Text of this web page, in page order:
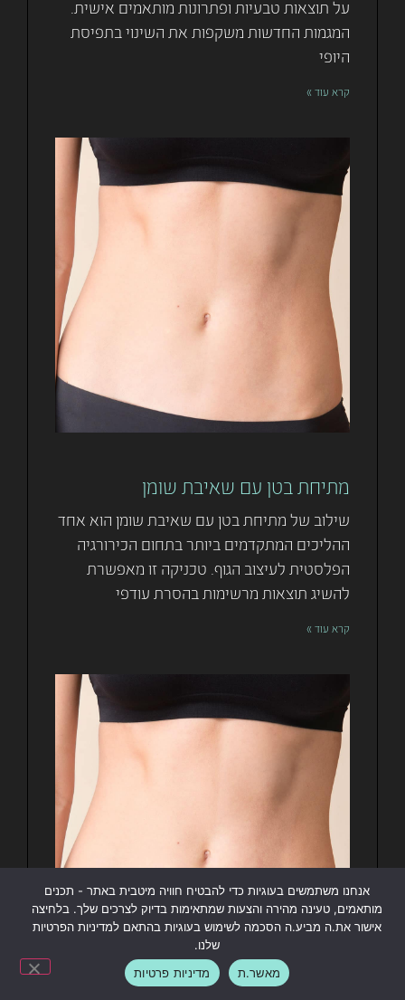
על תוצאות טבעיות ופתרונות מותאמים אישית.
המגמות החדשות משקפות את השינוי בתפיסת
היופי
קרא עוד »
מתיחת בטן עם שאיבת שומן
שילוב של מתיחת בטן עם שאיבת שומן הוא אחד
ההליכים המתקדמים ביותר בתחום הכירורגיה
הפלסטית לעיצוב הגוף. טכניקה זו מאפשרת
להשיג תוצאות מרשימות בהסרת עודפי
קרא עוד »
ליצירת קשר / תיאום ייעוץ
אנחנו משתמשים בעוגיות כדי להבטיח חוויה מיטבית באתר - תכנים
מותאמים, טעינה מהירה והצעות שמתאימות בדיוק לצרכים שלך. בלחיצה
אישור את.ה מביע.ה הסכמה לשימוש בעוגיות בהתאם למדיניות הפרטיות
שלנו.
מאשר.ת
מדיניות פרטיות